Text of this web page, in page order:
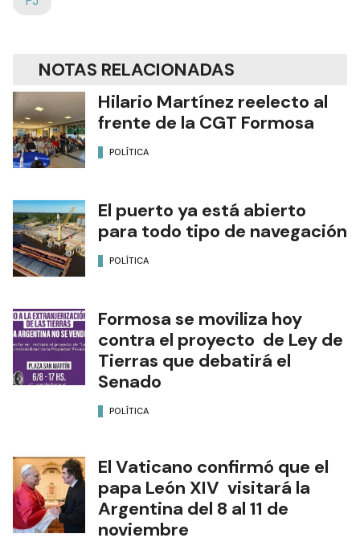
NOTAS RELACIONADAS
Hilario Martínez reelecto al
frente de la CGT Formosa
POLÍTICA
El puerto ya está abierto
para todo tipo de navegación
POLÍTICA
Formosa se moviliza hoy
contra el proyecto de Ley de
Tierras que debatirá el
Senado
POLÍTICA
El Vaticano confirmó que el
papa León XIV visitará la
Argentina del 8 al 11 de
noviembre